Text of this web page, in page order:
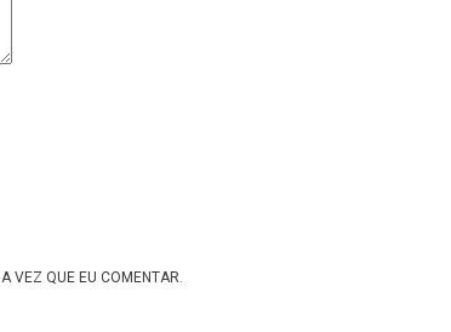
VEZ QUE EU COMENTAR.